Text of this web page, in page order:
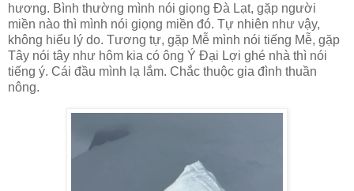
hương. Bình thường mình nói giọng Đà Lạt, gặp người
miền nào thì mình nói giọng miền đó. Tự nhiên như vậy,
không hiểu lý do. Tương tự, gặp Mễ mình nói tiếng Mễ, gặp
Tây nói tây như hôm kia có ông Ý Đại Lợi ghé nhà thì nói
tiếng ý. Cái đầu mình lạ lắm. Chắc thuộc gia đình thuần
nông.